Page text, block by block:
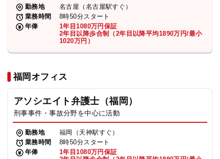
勤務地
名古屋（名古屋駅すぐ）
業務時間
8時50分スタート
年俸
1年目1080万円保証
2年目以降歩合制（2年目以降平均1890万円/最小
1020万円）
福岡オフィス
アソシエイト弁護士（福岡）
刑事事件・事故分野を中心に活動
勤務地
福岡（天神駅すぐ）
業務時間
8時50分スタート
年俸
1年目1080万円保証